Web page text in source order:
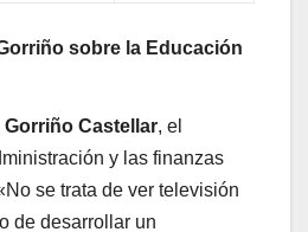
sobre la Educación
Gorriño Castellar, el
y las finanzas
se trata de ver televisión
de desarrollar un